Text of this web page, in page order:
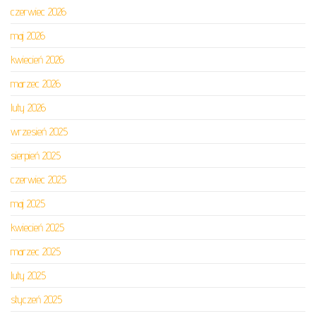
czerwiec 2026
maj 2026
kwiecień 2026
marzec 2026
luty 2026
wrzesień 2025
sierpień 2025
czerwiec 2025
maj 2025
kwiecień 2025
marzec 2025
luty 2025
styczeń 2025